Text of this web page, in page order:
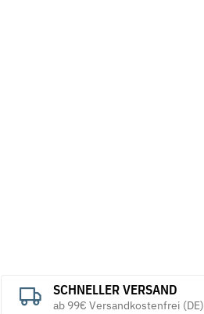
SCHNELLER VERSAND
ab 99€ Versandkostenfrei (DE)